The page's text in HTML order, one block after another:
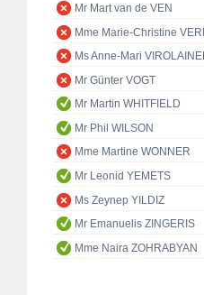
Mr Mart van de VEN
Mme Marie-Christine
Ms Anne-Mari
Mr Günter VOGT
Mr Martin WHITFIELD
Mr Phil WILSON
Mme Martine WONNER
Mr Leonid YEMETS
Ms Zeynep YILDIZ
Mr Emanuelis ZINGERIS
Mme Naira ZOHRABYAN